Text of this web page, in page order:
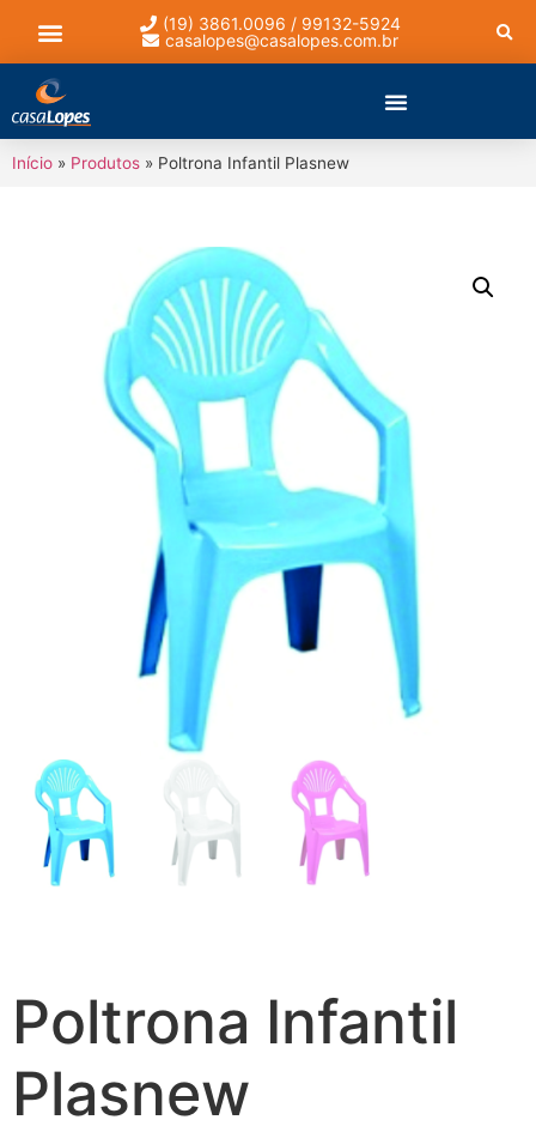
(19) 3861.0096 / 99132-5924
casalopes@casalopes.com.br
Início » Produtos » Poltrona Infantil Plasnew
Poltrona Infantil
Plasnew